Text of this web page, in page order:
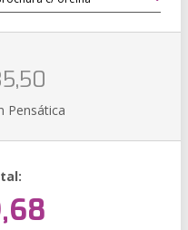
Pensática